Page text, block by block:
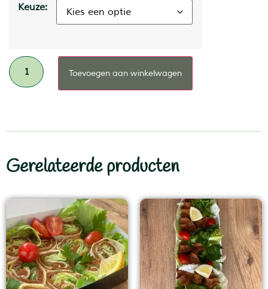
Keuze:
Toevoegen aan winkelwagen
Gerelateerde producten